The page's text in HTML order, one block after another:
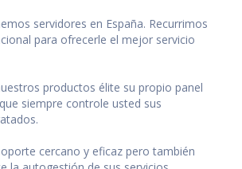
servidores en España. Recurrimos
para ofrecerle el mejor servicio
productos élite su propio panel
siempre controle usted sus
cercano y eficaz pero también